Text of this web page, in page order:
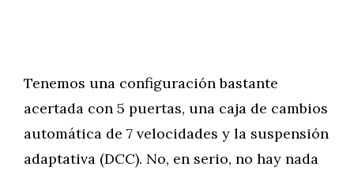
Tenemos una configuración bastante
acertada con 5 puertas, una caja de cambios
automática de 7 velocidades y la suspensión
adaptativa (DCC). No, en serio, no hay nada